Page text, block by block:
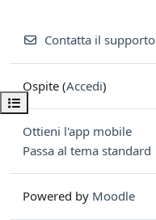
Apri indice del corso
Contatta il supporto
Ospite (Accedi)
Ottieni l'app mobile
Passa al tema standard
Powered by Moodle